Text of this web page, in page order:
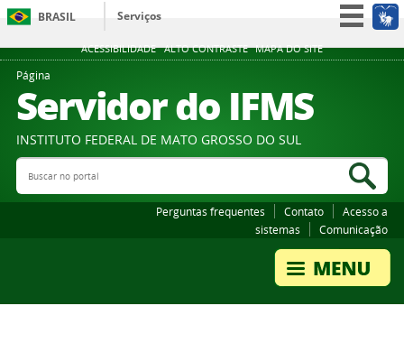
ACESSIBILIDADE ALTO CONTRASTE MAPA DO SITE
BRASIL
Serviços
Participe
Legislação
Canais
Página
Servidor do IFMS
INSTITUTO FEDERAL DE MATO GROSSO DO SUL
Buscar no portal
Perguntas frequentes Contato
Acesso a
sistemas
Comunicação